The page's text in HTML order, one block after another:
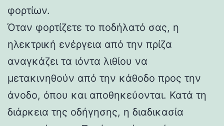
φορτίων.
Όταν φορτίζετε το ποδήλατό σας, η
ηλεκτρική ενέργεια από την πρίζα
αναγκάζει τα ιόντα λιθίου να
μετακινηθούν από την κάθοδο προς την
άνοδο, όπου και αποθηκεύονται. Κατά τη
διάρκεια της οδήγησης, η διαδικασία